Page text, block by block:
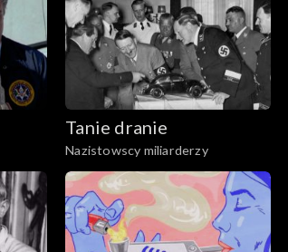
Tanie dranie
Nazistowscy miliarderzy